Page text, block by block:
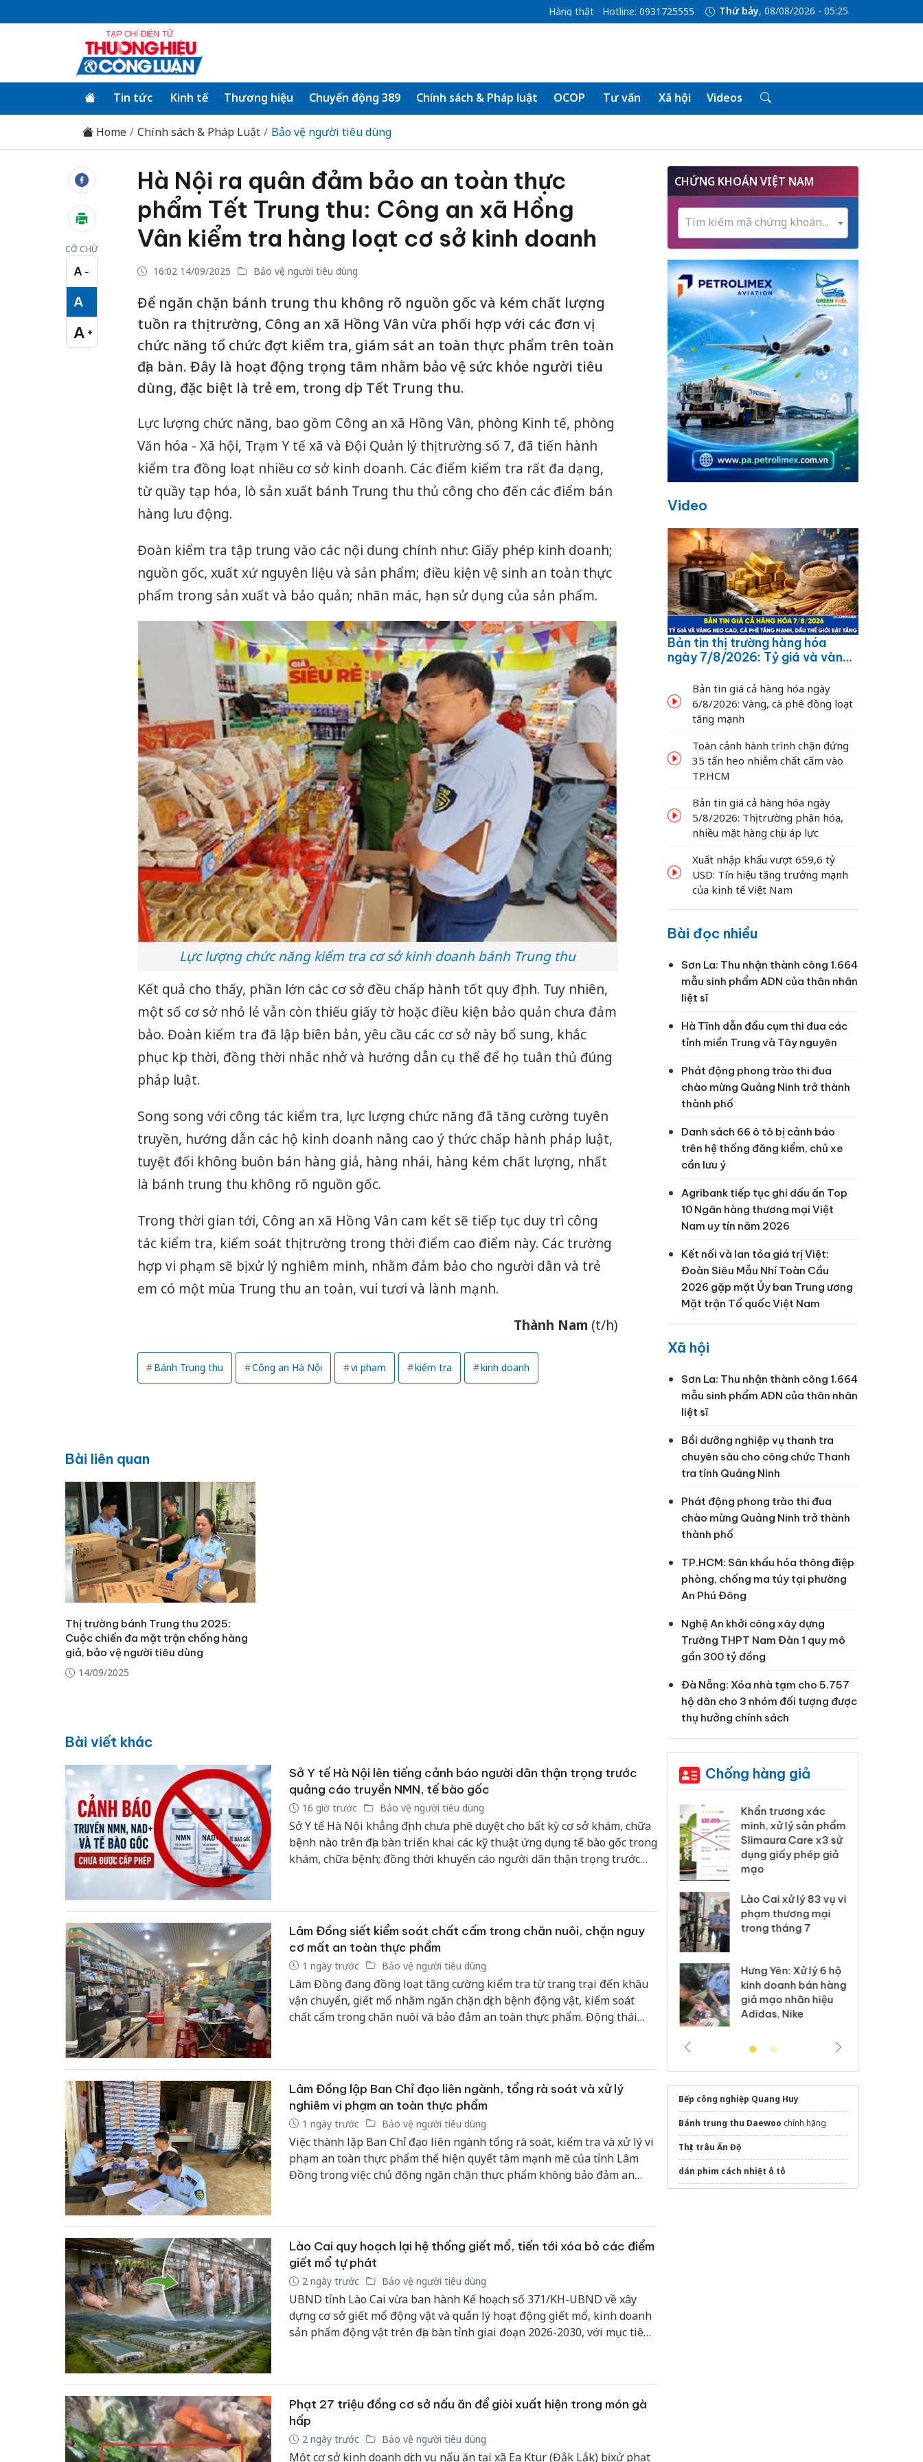
Hàng thật Hotline: 0931725555 Thứ bảy, 08/08/2026 - 05:25
Tin tức Kinh tế Thương hiệu Chuyển động 389 Chính sách & Pháp luật OCOP Tư vấn Xã hội Videos
Home Chính sách & Pháp Luật Bảo vệ người tiêu dùng
CỠ CHỮ
A −
Cỡ chữ nhỏ
A
Cỡ chữ vừa
A +
Cỡ chữ lớn
Hà Nội ra quân đảm bảo an toàn thực
phẩm Tết Trung thu: Công an xã Hồng
Vân kiểm tra hàng loạt cơ sở kinh doanh
16:02 14/09/2025 Bảo vệ người tiêu dùng
Để ngăn chặn bánh trung thu không rõ nguồn gốc và kém chất lượng
tuồn ra thị trường, Công an xã Hồng Vân vừa phối hợp với các đơn vị
chức năng tổ chức đợt kiểm tra, giám sát an toàn thực phẩm trên toàn
địa bàn. Đây là hoạt động trọng tâm nhằm bảo vệ sức khỏe người tiêu
dùng, đặc biệt là trẻ em, trong dịp Tết Trung thu.
Lực lượng chức năng, bao gồm Công an xã Hồng Vân, phòng Kinh tế, phòng
Văn hóa - Xã hội, Trạm Y tế xã và Đội Quản lý thị trường số 7, đã tiến hành
kiểm tra đồng loạt nhiều cơ sở kinh doanh. Các điểm kiểm tra rất đa dạng,
từ quầy tạp hóa, lò sản xuất bánh Trung thu thủ công cho đến các điểm bán
hàng lưu động.
Đoàn kiểm tra tập trung vào các nội dung chính như: Giấy phép kinh doanh;
nguồn gốc, xuất xứ nguyên liệu và sản phẩm; điều kiện vệ sinh an toàn thực
phẩm trong sản xuất và bảo quản; nhãn mác, hạn sử dụng của sản phẩm.
Lực lượng chức năng kiểm tra cơ sở kinh doanh bánh Trung thu
Kết quả cho thấy, phần lớn các cơ sở đều chấp hành tốt quy định. Tuy nhiên,
một số cơ sở nhỏ lẻ vẫn còn thiếu giấy tờ hoặc điều kiện bảo quản chưa đảm
bảo. Đoàn kiểm tra đã lập biên bản, yêu cầu các cơ sở này bổ sung, khắc
phục kịp thời, đồng thời nhắc nhở và hướng dẫn cụ thể để họ tuân thủ đúng
pháp luật.
Song song với công tác kiểm tra, lực lượng chức năng đã tăng cường tuyên
truyền, hướng dẫn các hộ kinh doanh nâng cao ý thức chấp hành pháp luật,
tuyệt đối không buôn bán hàng giả, hàng nhái, hàng kém chất lượng, nhất
là bánh trung thu không rõ nguồn gốc.
Trong thời gian tới, Công an xã Hồng Vân cam kết sẽ tiếp tục duy trì công
tác kiểm tra, kiểm soát thị trường trong thời điểm cao điểm này. Các trường
hợp vi phạm sẽ bị xử lý nghiêm minh, nhằm đảm bảo cho người dân và trẻ
em có một mùa Trung thu an toàn, vui tươi và lành mạnh.
Thành Nam (t/h)
Bánh Trung thu Công an Hà Nội vi phạm kiểm tra kinh doanh
Bài liên quan
Thị trường bánh Trung thu 2025:
Cuộc chiến đa mặt trận chống hàng
giả, bảo vệ người tiêu dùng
14/09/2025
Bài viết khác
Sở Y tế Hà Nội lên tiếng cảnh báo người dân thận trọng trước
quảng cáo truyền NMN, tế bào gốc
16 giờ trước Bảo vệ người tiêu dùng
Sở Y tế Hà Nội khẳng định chưa phê duyệt cho bất kỳ cơ sở khám, chữa
bệnh nào trên địa bàn triển khai các kỹ thuật ứng dụng tế bào gốc trong
khám, chữa bệnh; đồng thời khuyến cáo người dân thận trọng trước
Lâm Đồng siết kiểm soát chất cấm trong chăn nuôi, chặn nguy
cơ mất an toàn thực phẩm
1 ngày trước Bảo vệ người tiêu dùng
Lâm Đồng đang đồng loạt tăng cường kiểm tra từ trang trại đến khâu
vận chuyển, giết mổ nhằm ngăn chặn dịch bệnh động vật, kiểm soát
chất cấm trong chăn nuôi và bảo đảm an toàn thực phẩm. Động thái
toàn, bền vững.
Lâm Đồng lập Ban Chỉ đạo liên ngành, tổng rà soát và xử lý
nghiêm vi phạm an toàn thực phẩm
1 ngày trước Bảo vệ người tiêu dùng
Việc thành lập Ban Chỉ đạo liên ngành tổng rà soát, kiểm tra và xử lý vi
phạm an toàn thực phẩm thể hiện quyết tâm mạnh mẽ của tỉnh Lâm
Đồng trong việc chủ động ngăn chặn thực phẩm không bảo đảm an
Lào Cai quy hoạch lại hệ thống giết mổ, tiến tới xóa bỏ các điểm
giết mổ tự phát
2 ngày trước Bảo vệ người tiêu dùng
UBND tỉnh Lào Cai vừa ban hành Kế hoạch số 371/KH-UBND về xây
dựng cơ sở giết mổ động vật và quản lý hoạt động giết mổ, kinh doanh
sản phẩm động vật trên địa bàn tỉnh giai đoạn 2026-2030, với mục tiêu
đồng thời xử lý dứt điểm các điểm giết mổ tự phát vào năm 2030.
Phạt 27 triệu đồng cơ sở nấu ăn để giòi xuất hiện trong món gà
hấp
2 ngày trước Bảo vệ người tiêu dùng
Một cơ sở kinh doanh dịch vụ nấu ăn tại xã Ea Ktur (Đắk Lắk) bị xử phạt
CHỨNG KHOÁN VIỆT NAM
Tìm kiếm mã chứng khoán...
Video
Bản tin thị trường hàng hóa
ngày 7/8/2026: Tỷ giá và vàng
dầu thế giới bật tăng
Bản tin giá cả hàng hóa ngày
6/8/2026: Vàng, cà phê đồng loạt
tăng mạnh
Toàn cảnh hành trình chặn đứng
35 tấn heo nhiễm chất cấm vào
TP.HCM
Bản tin giá cả hàng hóa ngày
5/8/2026: Thị trường phân hóa,
nhiều mặt hàng chịu áp lực
Xuất nhập khẩu vượt 659,6 tỷ
USD: Tín hiệu tăng trưởng mạnh
của kinh tế Việt Nam
Bài đọc nhiều
Sơn La: Thu nhận thành công 1.664
mẫu sinh phẩm ADN của thân nhân
liệt sĩ
Hà Tĩnh dẫn đầu cụm thi đua các
tỉnh miền Trung và Tây nguyên
Phát động phong trào thi đua
chào mừng Quảng Ninh trở thành
thành phố
Danh sách 66 ô tô bị cảnh báo
trên hệ thống đăng kiểm, chủ xe
cần lưu ý
Agribank tiếp tục ghi dấu ấn Top
10 Ngân hàng thương mại Việt
Nam uy tín năm 2026
Kết nối và lan tỏa giá trị Việt:
Đoàn Siêu Mẫu Nhí Toàn Cầu
2026 gặp mặt Ủy ban Trung ương
Mặt trận Tổ quốc Việt Nam
Xã hội
Sơn La: Thu nhận thành công 1.664
mẫu sinh phẩm ADN của thân nhân
liệt sĩ
Bồi dưỡng nghiệp vụ thanh tra
chuyên sâu cho công chức Thanh
tra tỉnh Quảng Ninh
Phát động phong trào thi đua
chào mừng Quảng Ninh trở thành
thành phố
TP.HCM: Sân khấu hóa thông điệp
phòng, chống ma túy tại phường
An Phú Đông
Nghệ An khởi công xây dựng
Trường THPT Nam Đàn 1 quy mô
gần 300 tỷ đồng
Đà Nẵng: Xóa nhà tạm cho 5.757
hộ dân cho 3 nhóm đối tượng được
thụ hưởng chính sách
Chống hàng giả
công khai hàng ngàn
sản phẩm nhập lậu,
bảo vệ môi trường
kinh doanh
tìm bị hại trong vụ
án sản xuất, buôn
hại trong vụ án buôn
bán bình sữa
Moyuum giả
Khẩn trương xác
minh, xử lý sản phẩm
Slimaura Care x3 sử
dụng giấy phép giả
mạo
Lào Cai xử lý 83 vụ vi
phạm thương mại
trong tháng 7
Hưng Yên: Xử lý 6 hộ
kinh doanh bán hàng
giả mạo nhãn hiệu
Adidas, Nike
Bếp công nghiệp Quang Huy
Bánh trung thu Daewoo chính hãng
Thịt trâu Ấn Độ
dán phim cách nhiệt ô tô